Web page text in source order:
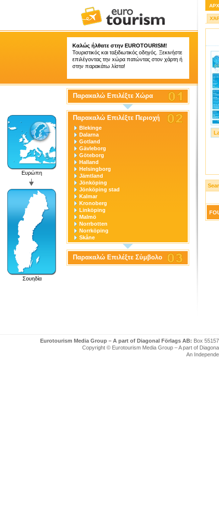
Καλώς ήλθατε στην EUROTOURISM!
Τουριστικός και ταξιδιωτικός οδηγός. Ξεκινήστε
επιλέγοντας την xώρα πατώντας στον χάρτη ή
στην παρακάτω λίστα!
Ευρώπη
Σουηδία
Παρακαλώ Επιλέξτε Χώρα
Παρακαλώ Επιλέξτε Περιοχή
Blekinge
Dalarna
Gotland
Gävleborg
Göteborg
Halland
Helsingborg
Jämtland
Jönköping
Jönköping stad
Kalmar
Kronoberg
Linköping
Malmö
Norrbotten
Norrköping
Skåne
Stockholm
Stockholm stad
Södermanland
Uppsala
Παρακαλώ Επιλέξτε Σύμβολο
Eurotourism Media Group – A part of Diagonal Förlags AB: Box
Copyright © Eurotourism Media Group – A part of
An